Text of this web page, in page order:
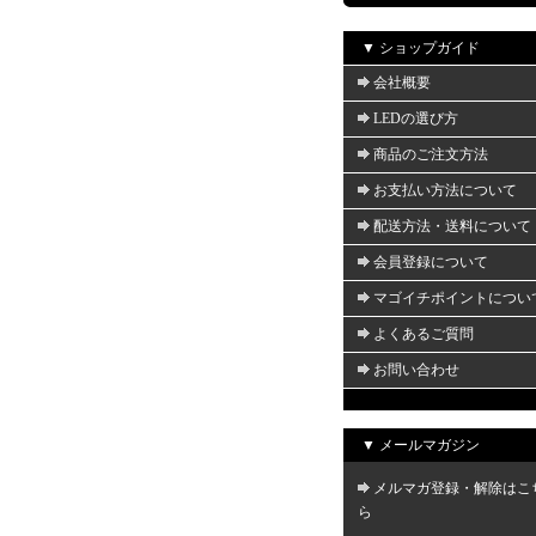
▼ ショップガイド
会社概要
LEDの選び方
商品のご注文方法
お支払い方法について
配送方法・送料について
会員登録について
マゴイチポイントについ
よくあるご質問
お問い合わせ
▼ メールマガジン
メルマガ登録・解除はこ
ら